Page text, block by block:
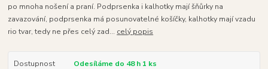
po mnoha nošení a praní. Podprsenka i kalhotky mají šňůrky na
zavazování, podprsenka má posunovatelné košíčky, kalhotky mají vzadu
rio tvar, tedy ne přes celý zad... celý popis
Dostupnost Odesíláme do 48 h 1 ks